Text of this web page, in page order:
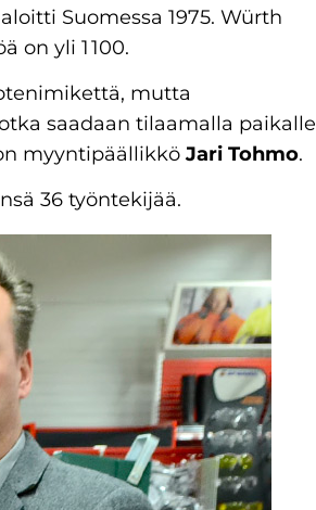
Suomessa 1975. Würth
on yli 1 100.
mutta
saadaan tilaamalla paikalle
myyntipäällikköJari Tohmo.
36 työntekijää.